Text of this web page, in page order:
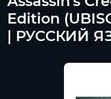
Edition
| РУССКИЙ